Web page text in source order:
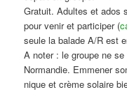
Gratuit. Adultes et ados
pour venir et participer (
seule la balade A/R est
A noter : le groupe ne
Normandie. Emmener
nique et crème solaire